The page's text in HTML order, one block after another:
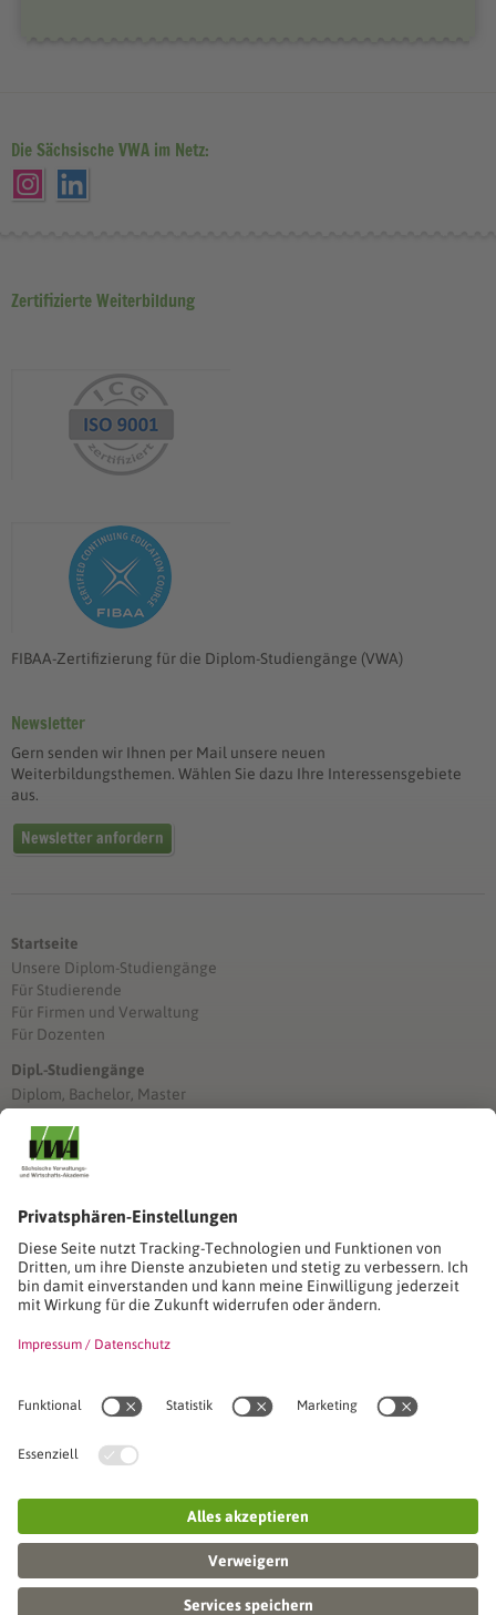
Die Sächsische VWA im Netz:
Zertifizierte Weiterbildung
FIBAA-Zertifizierung für die Diplom-Studiengänge (VWA)
Newsletter
Gern senden wir Ihnen per Mail unsere neuen
Weiterbildungsthemen. Wählen Sie dazu Ihre Interessensgebiete
aus.
Newsletter anfordern
Startseite
Unsere Diplom-Studiengänge
Für Studierende
Für Firmen und Verwaltung
Für Dozenten
Dipl.-Studiengänge
Diplom, Bachelor, Master
Stimmen unserer Absolventinnen und Absolventen
Stimmen unserer Absolventinnen und Absolventen
Seminare
Seminardatenbank
Inhouseanfragen
Seminarreihen
VWA stellt sich vor
Unser SVWA-Team
Veranstaltungsorte und Raumanmietung